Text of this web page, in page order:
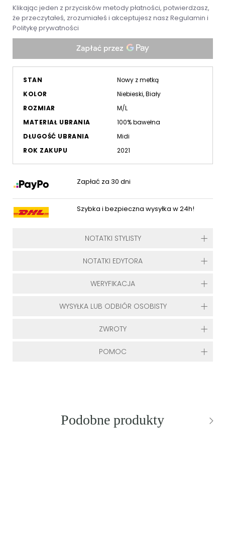
Klikając jeden z przycisków metody płatności, potwierdzasz,
że przeczytałeś, zrozumiałeś i akceptujesz nasz Regulamin i
Politykę prywatności
STAN
Nowy z metką
KOLOR
Niebieski, Biały
ROZMIAR
M/L
MATERIAŁ UBRANIA
100% bawełna
DŁUGOŚĆ UBRANIA
Midi
ROK ZAKUPU
2021
Zapłać za 30 dni
Szybka i bezpieczna wysyłka w 24h!
NOTATKI STYLISTY
NOTATKI EDYTORA
WERYFIKACJA
WYSYŁKA LUB ODBIÓR OSOBISTY
ZWROTY
POMOC
Podobne produkty